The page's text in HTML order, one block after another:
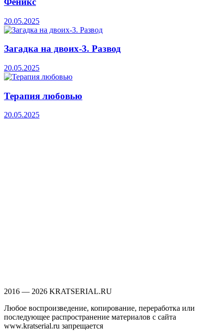
20.05.2025
Загадка на двоих-3. Развод
20.05.2025
Терапия любовью
20.05.2025
2016 — 2026 KRATSERIAL.RU
Любое воспроизведение, копирование, переработка или
последующее распространение материалов с сайта
www.kratserial.ru запрещается